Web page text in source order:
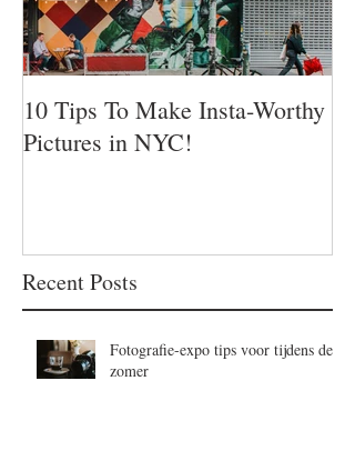
10 Tips To Make Insta-Worthy
Pictures in NYC!
Recent Posts
Fotografie-expo tips voor tijdens de
zomer